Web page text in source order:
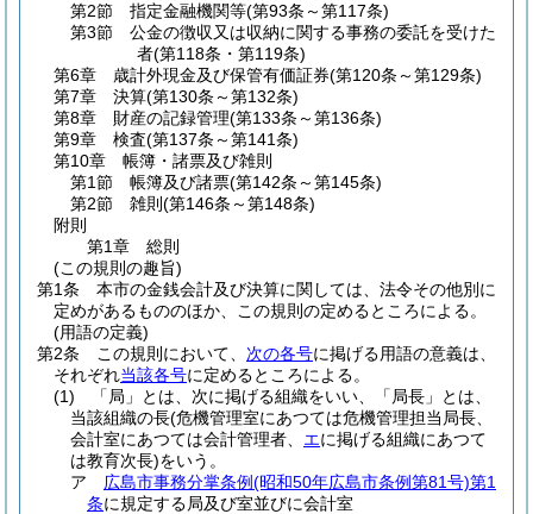
第2節
指定金融機関等(第93条～第117条)
第3節
公金の徴収又は収納に関する事務の委託を受けた
者(第118条・第119条)
第6章
歳計外現金及び保管有価証券(第120条～第129条)
第7章
決算(第130条～第132条)
第8章
財産の記録管理(第133条～第136条)
第9章
検査(第137条～第141条)
第10章
帳簿・諸票及び雑則
第1節
帳簿及び諸票(第142条～第145条)
第2節
雑則 (第146条～第148条)
附則
第1章
総則
(この規則の趣旨)
第1条
本市の金銭会計及び決算に関しては、法令その他別に
定めがあるもののほか、この規則の定めるところによる。
(用語の定義)
第2条
この規則において、 次の各号に掲げる用語の意義は、
それぞれ当該各号に定めるところによる。
(1)
「局」とは、次に掲げる組織をいい、「局長」とは、
当該組織の長(危機管理室にあつては危機管理担当局長、
会計室にあつては会計管理者、 エに掲げる組織にあつて
は教育次長)をいう。
ア
広島市事務分掌条例(昭和50年広島市条例第81号)第1
条に規定する局及び室並びに会計室